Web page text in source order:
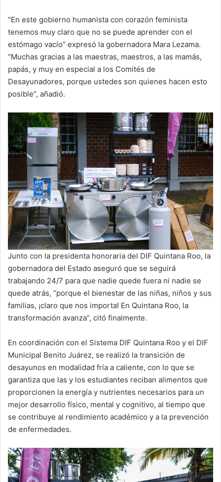
“En este gobierno humanista con corazón feminista
tenemos muy claro que no se puede aprender con el
estómago vacío” expresó la gobernadora Mara Lezama.
“Muchas gracias a las maestras, maestros, a las mamás,
papás, y muy en especial a los Comités de
Desayunadores, porque ustedes son quienes hacen esto
posible”, añadió.
Junto con la presidenta honoraria del DIF Quintana Roo, la
gobernadora del Estado aseguró que se seguirá
trabajando 24/7 para que nadie quede fuera ni nadie se
quede atrás, “porque el bienestar de las niñas, niños y sus
familias, ¡claro que nos importa! En Quintana Roo, la
transformación avanza”, citó finalmente.
En coordinación con el Sistema DIF Quintana Roo y el DIF
Municipal Benito Juárez, se realizó la transición de
desayunos en modalidad fría a caliente, con lo que se
garantiza que las y los estudiantes reciban alimentos que
proporcionen la energía y nutrientes necesarios para un
mejor desarrollo físico, mental y cognitivo, al tiempo que
se contribuye al rendimiento académico y a la prevención
de enfermedades.